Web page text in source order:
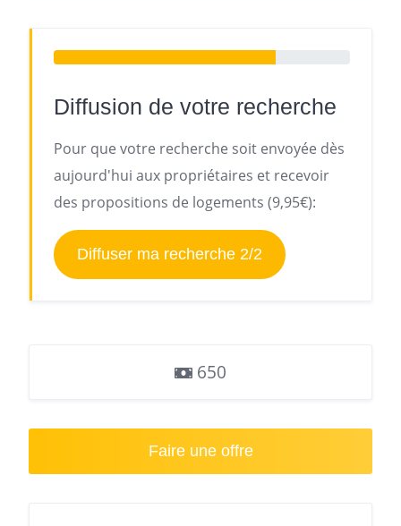
Diffusion de votre recherche
Pour que votre recherche soit envoyée dès
aujourd'hui aux propriétaires et recevoir
des propositions de logements (9,95€):
Diffuser ma recherche 2/2
650
Faire une offre